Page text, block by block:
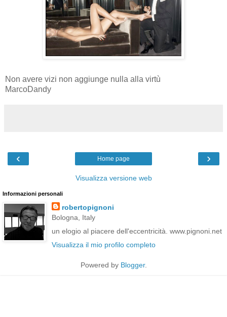
Non avere vizi non aggiunge nulla alla virtù
MarcoDandy
‹ ›
Home page
Visualizza versione web
Informazioni personali
robertopignoni
Bologna, Italy
un elogio al piacere dell'eccentricità. www.pignoni.net
Visualizza il mio profilo completo
Powered by Blogger.